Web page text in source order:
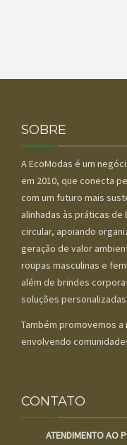
SOBRE
A EcoModas é um
em 2010, que conecta
com um futuro mais
alinhadas às práticas de
circular, apoiando
geração de valor
roupas masculinas e
além de brindes
soluções
Também promovemos
envolvendo
CONTATO
ATENDIMENTO AO